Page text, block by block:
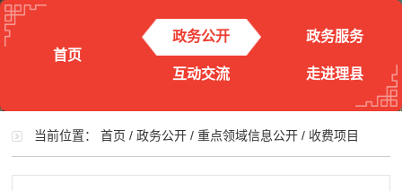
首页
政务公开 政务服务
互动交流 走进理县
当前位置：首页 /政务公开 /重点领域信息公开 / 收费项目